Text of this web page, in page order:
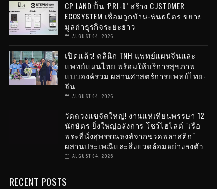
CP LAND ปั้น ‘PRI-D’ สร้าง CUSTOMER
ECOSYSTEM เชื่อมลูกบ้าน-พันธมิตร ขยาย
มูลค่าธุรกิจระยะยาว
AUGUST 04, 2026
เปิดแล้ว! คลินิก TNH แพทย์แผนจีนและ
แพทย์แผนไทย พร้อมให้บริการสุขภาพ
แบบองค์รวม ผสานศาสตร์การแพทย์ไทย-
จีน
AUGUST 04, 2026
วัดดวงแขจัดใหญ่! งานแห่เทียนพรรษา 12
นักษัตร ยิ่งใหญ่อลังการ โชว์ไฮไลต์ "เรือ
พระที่นั่งสุพรรณหงส์จากขวดพลาสติก"
ผสานประเพณีและสิ่งแวดล้อมอย่างลงตัว
AUGUST 04, 2026
RECENT POSTS